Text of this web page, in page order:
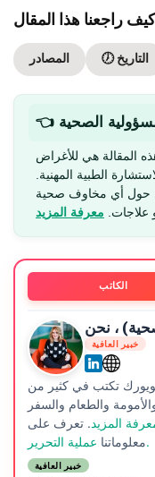
المصادر 🕖 التاريخ
الصحية
المقالة هي للأغراض
الطبية المهنية.
حول أي مخاوف صحية
علاجات. معرفة المزيد
الكاتب
، نحن
خبير العافية
تكتب في كثير من
والطعام والسفر
المزيد. تعرف على
معلوماتناعملية التحرير.
خبير العافية